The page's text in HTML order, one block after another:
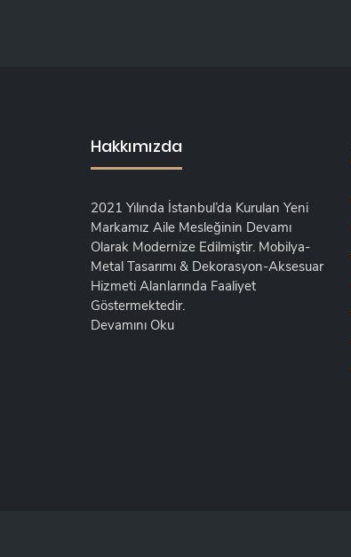
Hakkımızda
2021 Yılında İstanbul’da Kurulan Yeni
Markamız Aile Mesleğinin Devamı
Olarak Modernize Edilmiştir. Mobilya-
Metal Tasarımı & Dekorasyon-Aksesuar
Hizmeti Alanlarında Faaliyet
Göstermektedir.
Devamını Oku